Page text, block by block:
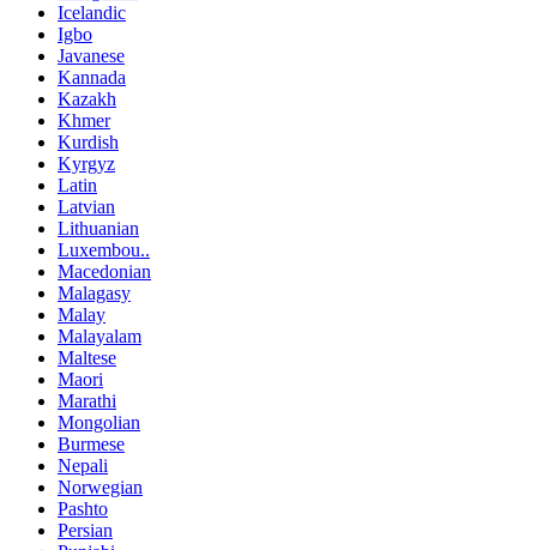
Icelandic
Igbo
Javanese
Kannada
Kazakh
Khmer
Kurdish
Kyrgyz
Latin
Latvian
Lithuanian
Luxembou..
Macedonian
Malagasy
Malay
Malayalam
Maltese
Maori
Marathi
Mongolian
Burmese
Nepali
Norwegian
Pashto
Persian